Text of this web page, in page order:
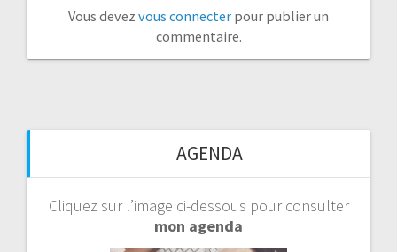
Vous devez vous connecter pour publier un
commentaire.
AGENDA
Cliquez sur l’image ci-dessous pour consulter
mon agenda